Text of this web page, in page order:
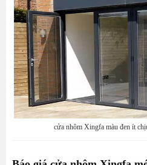
cửa nhôm Xingfa màu đen ít